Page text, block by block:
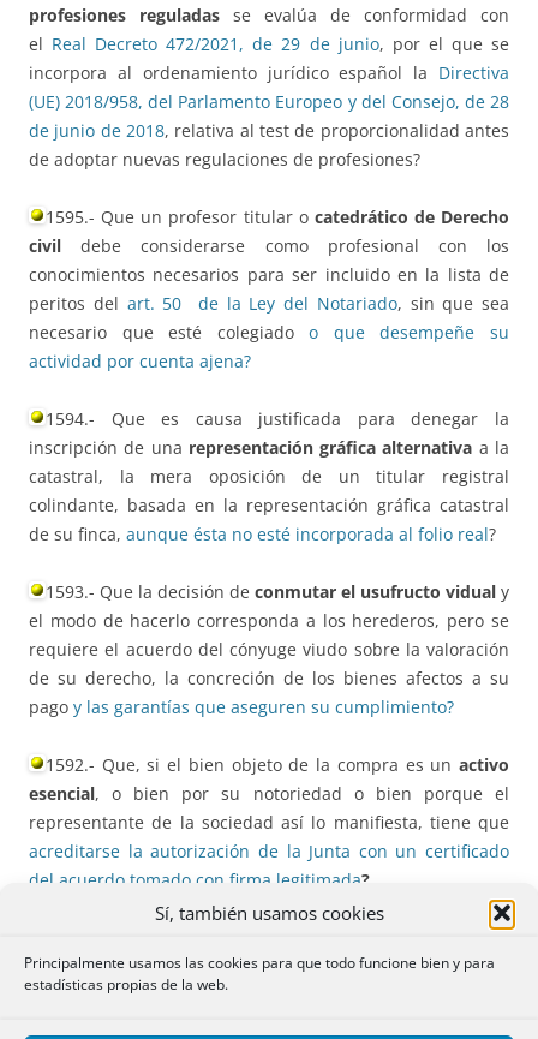
Sí, también usamos cookies
Principalmente usamos las cookies para que todo funcione bien y para
estadísticas propias de la web.
profesiones reguladas se evalúa de conformidad con
el Real Decreto 472/2021, de 29 de junio, por el que se
incorpora al ordenamiento jurídico español la Directiva
(UE) 2018/958, del Parlamento Europeo y del Consejo, de 28
de junio de 2018, relativa al test de proporcionalidad antes
de adoptar nuevas regulaciones de profesiones?
1595.- Que un profesor titular o catedrático de Derecho
civil debe considerarse como profesional con los
conocimientos necesarios para ser incluido en la lista de
peritos del art. 50 de la Ley del Notariado, sin que sea
necesario que esté colegiadoo que desempeñe su
actividad por cuenta ajena?
1594.- Que es causa justificada para denegar la
inscripción de una representación gráfica alternativa a la
catastral, la mera oposición de un titular registral
colindante, basada en la representación gráfica catastral
de su finca, aunque ésta no esté incorporada al folio real?
1593.- Que la decisión de conmutar el usufructo vidual y
el modo de hacerlo corresponda a los herederos, pero se
requiere el acuerdo del cónyuge viudo sobre la valoración
de su derecho, la concreción de los bienes afectos a su
pago y las garantías que aseguren su cumplimiento?
1592.- Que, si el bien objeto de la compra es un activo
esencial, o bien por su notoriedad o bien porque el
representante de la sociedad así lo manifiesta, tiene que
acreditarse la autorización de la Junta con un certificado
del acuerdo tomado con firma legitimada?
derecho deretracto
en la venta conjunta